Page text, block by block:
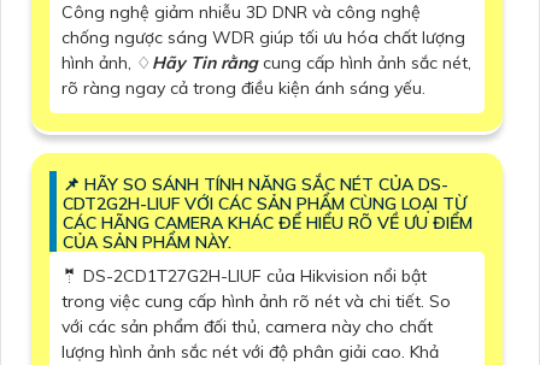
Công nghệ giảm nhiễu 3D DNR và công nghệ
chống ngược sáng WDR giúp tối ưu hóa chất lượng
hình ảnh, ♢ Hãy Tin rằngcung cấp hình ảnh sắc nét,
rõ ràng ngay cả trong điều kiện ánh sáng yếu.
📌 HÃY SO SÁNH TÍNH NĂNG SẮC NÉT CỦA DS-
CDT2G2H-LIUF VỚI CÁC SẢN PHẨM CÙNG LOẠI TỪ
CÁC HÃNG CAMERA KHÁC ĐỂ HIỂU RÕ VỀ ƯU ĐIỂM
CỦA SẢN PHẨM NÀY.
🤵 DS-2CD1T27G2H-LIUF của Hikvision nổi bật
trong việc cung cấp hình ảnh rõ nét và chi tiết. So
với các sản phẩm đối thủ, camera này cho chất
lượng hình ảnh sắc nét với độ phân giải cao. Khả